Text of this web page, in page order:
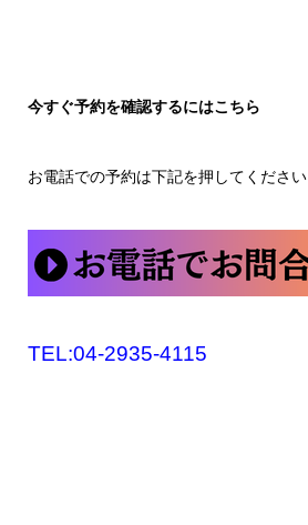
今すぐ予約を確認するにはこちら
お電話での予約は下記を押してください
TEL:04-2935-4115